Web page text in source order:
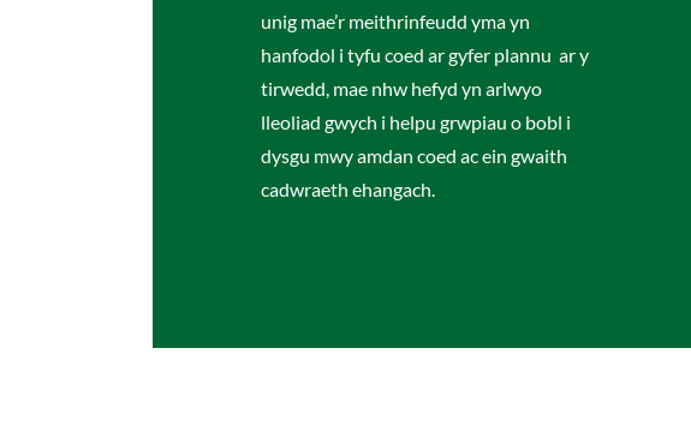
unig mae’r meithrinfeudd yma yn
hanfodol i tyfu coed ar gyfer plannu ar y
tirwedd, mae nhw hefyd yn arlwyo
lleoliad gwych i helpu grwpiau o bobl i
dysgu mwy amdan coed ac ein gwaith
cadwraeth ehangach.